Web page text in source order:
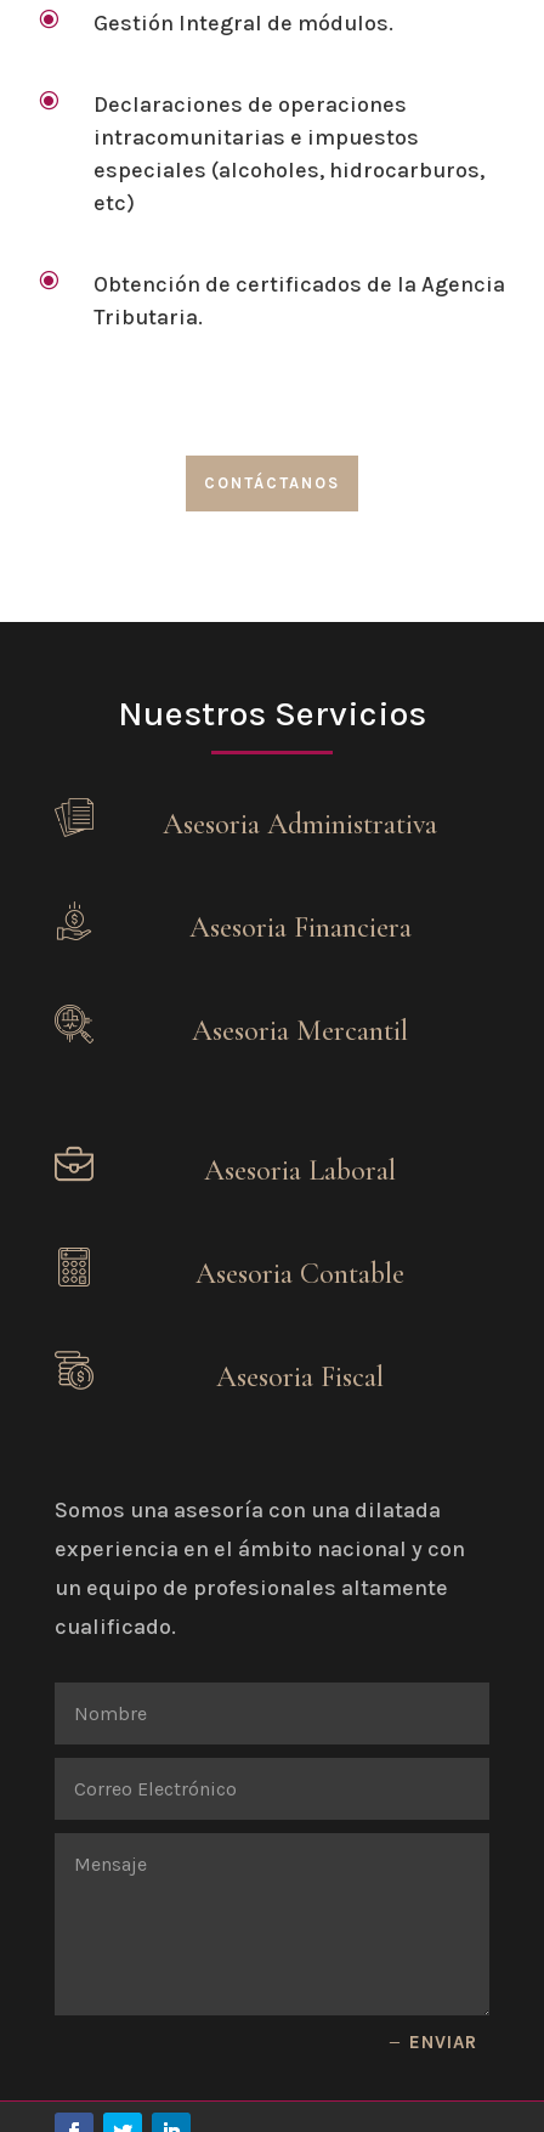
\ Gestión Integral de módulos.
\
Declaraciones de operaciones
intracomunitarias e impuestos
especiales (alcoholes, hidrocarburos,
etc)
\
Obtención de certificados de la Agencia
Tributaria.
CONTÁCTANOS
Nuestros Servicios
Asesoria Administrativa
Asesoria Financiera
Asesoria Mercantil
Asesoria Laboral
Asesoria Contable
Asesoria Fiscal
Somos una asesoría con una dilatada
experiencia en el ámbito nacional y con
un equipo de profesionales altamente
cualificado.
ENVIAR